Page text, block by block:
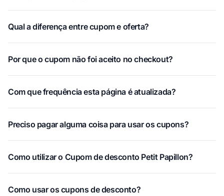
Qual a diferença entre cupom e oferta?
Por que o cupom não foi aceito no checkout?
Com que frequência esta página é atualizada?
Preciso pagar alguma coisa para usar os cupons?
Como utilizar o Cupom de desconto Petit Papillon?
Como usar os cupons de desconto?